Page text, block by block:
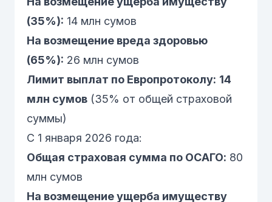
(35%): 14 млн сумов
На возмещение вреда здоровью
(65%): 26 млн сумов
Лимит выплат по Европротоколу: 14
млн сумов (35% от общей страховой
суммы)
С 1 января 2026 года:
Общая страховая сумма по ОСАГО: 80
млн сумов
На возмещение ущерба имуществу